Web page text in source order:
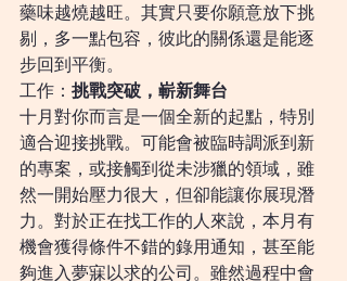
藥味越燒越旺。其實只要你願意放下挑
剔，多一點包容，彼此的關係還是能逐
步回到平衡。
工作： 挑戰突破，嶄新舞台
十月對你而言是一個全新的起點，特別
適合迎接挑戰。可能會被臨時調派到新
的專案，或接觸到從未涉獵的領域，雖
然一開始壓力很大，但卻能讓你展現潛
力。對於正在找工作的人來說，本月有
機會獲得條件不錯的錄用通知，甚至能
夠進入夢寐以求的公司。雖然過程中會